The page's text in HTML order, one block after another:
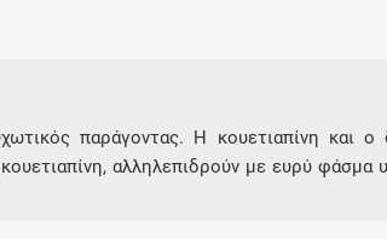
παράγοντας. Η κουετιαπίνη και ο
αλληλεπιδρούν με ευρύ φάσμα